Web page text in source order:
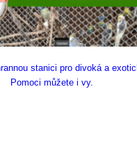
stanici pro divoká a
Pomoci můžete i vy.